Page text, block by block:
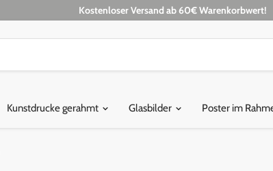
Kostenloser Versand ab 60€ Warenkorbwert!
Kunstdrucke gerahmt Glasbilder Poster im